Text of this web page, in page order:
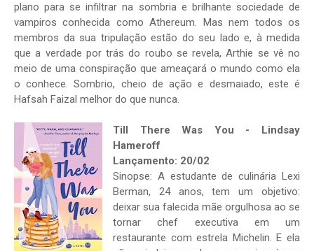
plano para se infiltrar na sombria e brilhante sociedade de
vampiros conhecida como Athereum. Mas nem todos os
membros da sua tripulação estão do seu lado e, à medida
que a verdade por trás do roubo se revela, Arthie se vê no
meio de uma conspiração que ameaçará o mundo como ela
o conhece. Sombrio, cheio de ação e desmaiado, este é
Hafsah Faizal melhor do que nunca.
Till There Was You - Lindsay
Hameroff
Lançamento: 20/02
Sinopse: A estudante de culinária Lexi
Berman, 24 anos, tem um objetivo:
deixar sua falecida mãe orgulhosa ao se
tornar chef executiva em um
restaurante com estrela Michelin. E ela